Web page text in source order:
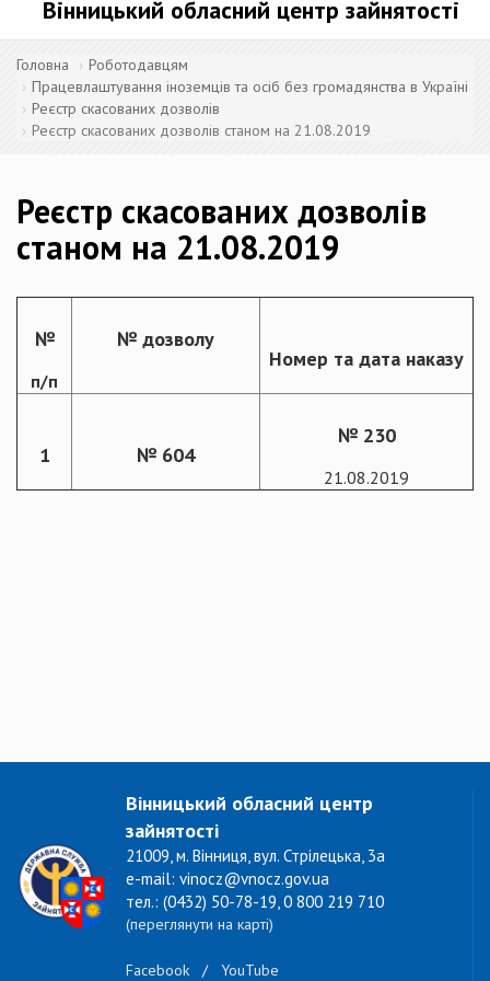
Вінницький обласний центр зайнятості
Головна
Роботодавцям
Працевлаштування іноземців та осіб без громадянства в Україні
Реєстр скасованих дозволів
Реєстр скасованих дозволів станом на 21.08.2019
Реєстр скасованих дозволів
станом на 21.08.2019
№
п/п
№ дозволу
Номер та дата наказу
1 № 604
№ 230
21.08.2019
Вінницький обласний центр
зайнятості
21009, м. Вінниця, вул. Стрілецька, 3а
e-mail: vinocz@vnocz.gov.ua
тел.: (0432) 50-78-19, 0 800 219 710
(переглянути на карті)
Facebook / YouTube